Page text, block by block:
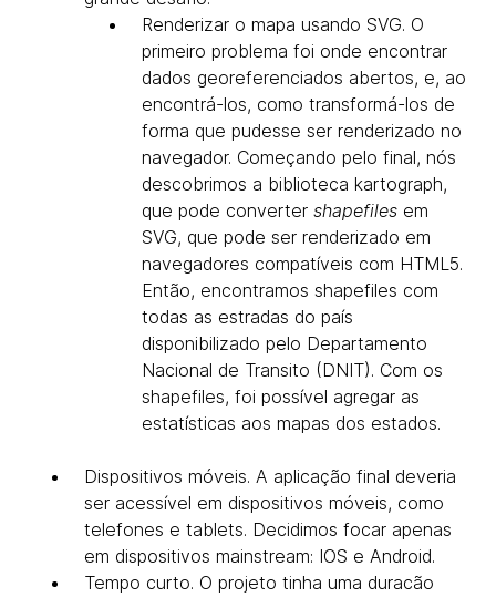
Renderizar o mapa usando SVG. O
primeiro problema foi onde encontrar
dados georeferenciados abertos, e, ao
encontrá-los, como transformá-los de
forma que pudesse ser renderizado no
navegador. Começando pelo final, nós
descobrimos a biblioteca kartograph,
que pode converter shapefiles em
SVG, que pode ser renderizado em
navegadores compatíveis com HTML5.
Então, encontramos shapefiles com
todas as estradas do país
disponibilizado pelo Departamento
Nacional de Transito (DNIT). Com os
shapefiles, foi possível agregar as
estatísticas aos mapas dos estados.
Dispositivos móveis. A aplicação final deveria
ser acessível em dispositivos móveis, como
telefones e tablets. Decidimos focar apenas
em dispositivos mainstream: IOS e Android.
Tempo curto. O projeto tinha uma duracão